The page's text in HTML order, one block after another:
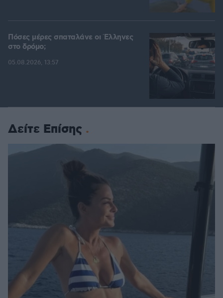
Πόσες μέρες σπαταλάνε οι Έλληνες
στο δρόμο;
05.08.2026, 13:57
Δείτε Επίσης